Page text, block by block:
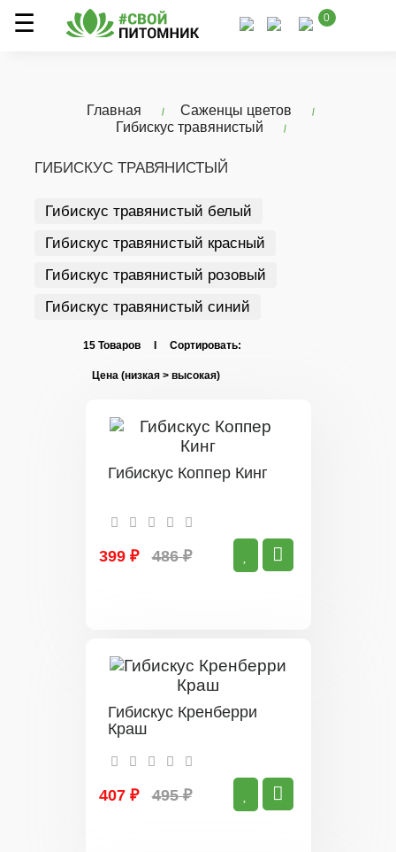
0
Главная
Саженцы цветов
Гибискус травянистый
ГИБИСКУС ТРАВЯНИСТЫЙ
Гибискус травянистый белый
Гибискус травянистый красный
Гибискус травянистый розовый
Гибискус травянистый синий
15 Товаров I Сортировать:
Гибискус Коппер Кинг
399 ₽ 486 ₽
Гибискус Кренберри
Краш
407 ₽ 495 ₽